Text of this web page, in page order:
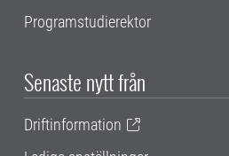
Programstudierektor
Senaste nytt från
Driftinformation